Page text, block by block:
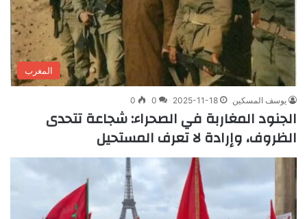
المغرب
يوسف المسكين 2025-11-18
0
0
الجنود المغاربة في الصحراء: شجاعة تتحدى
الظروف، وإرادة لا تعرف المستحيل